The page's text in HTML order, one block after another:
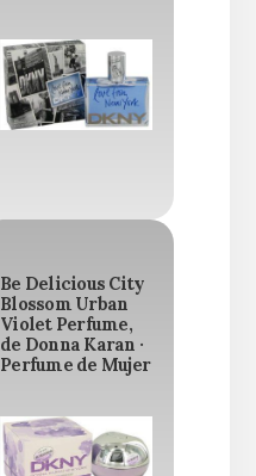
Be Delicious City
Blossom Urban
Violet Perfume,
de Donna Karan ·
Perfume de Mujer